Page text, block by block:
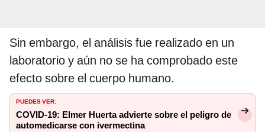
Sin embargo, el análisis fue realizado en un
laboratorio y aún no se ha comprobado este
efecto sobre el cuerpo humano.
PUEDES VER:
COVID-19: Elmer Huerta advierte sobre el peligro de
automedicarse con ivermectina